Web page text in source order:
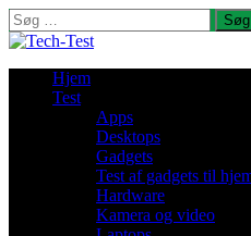
Søg
efter:
Hjem
Test
Apps
Desktops
Gadgets
Test af gadgets til
Hardware
Kamera og video